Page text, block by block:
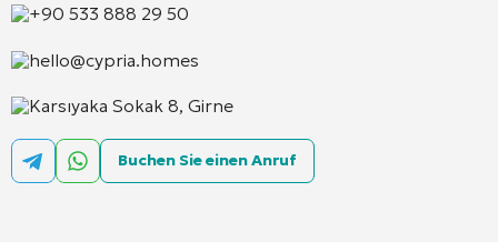
+90 533 888 29 50
hello@cypria.homes
Karsıyaka Sokak 8, Girne
Buchen Sie einen Anruf